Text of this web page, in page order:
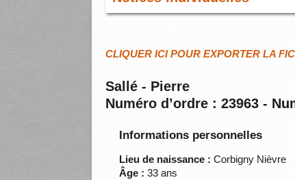
CLIQUER ICI POUR EXPORTER LA
Sallé - Pierre
Numéro d’ordre : 23963 -
Informations personnelles
Lieu de naissance : Corbigny Nièvre
Âge : 33 ans